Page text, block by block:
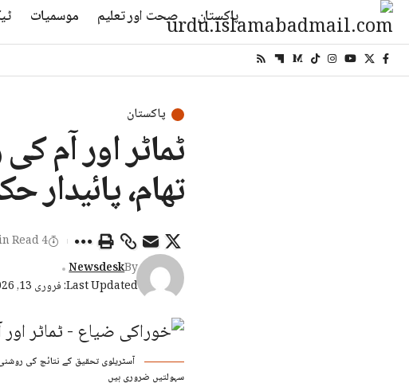
پاکستان صحت اور تعلیم موسمیات
پاکستان
ٹماٹر اور آم
تھام،
Last Updated: فروری 13, 2026 7:46 شام
By
Newsdesk
4 Min Read
آسٹریلوی تحقیق کے نتائج کی
سہولتیں ضروری ہیں